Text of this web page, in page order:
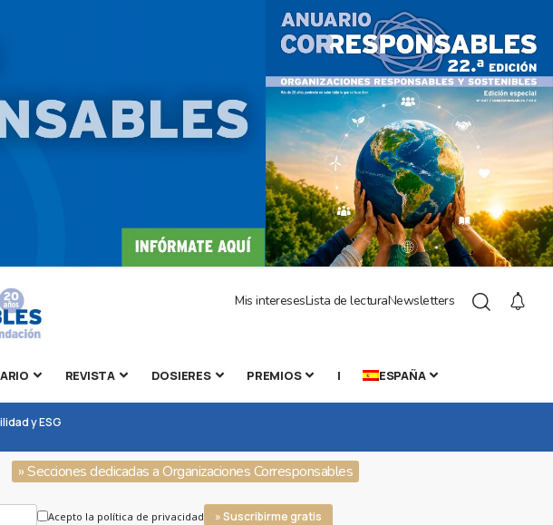
Mis interesesLista de lecturaNewsletters
REVISTA DOSIERES PREMIOS | ESPAÑA
y ESG
» Secciones dedicadas a Organizaciones Corresponsables
Acepto la política de privacidad » Suscribirme gratis